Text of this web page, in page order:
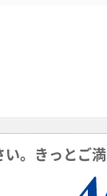
。きっとご